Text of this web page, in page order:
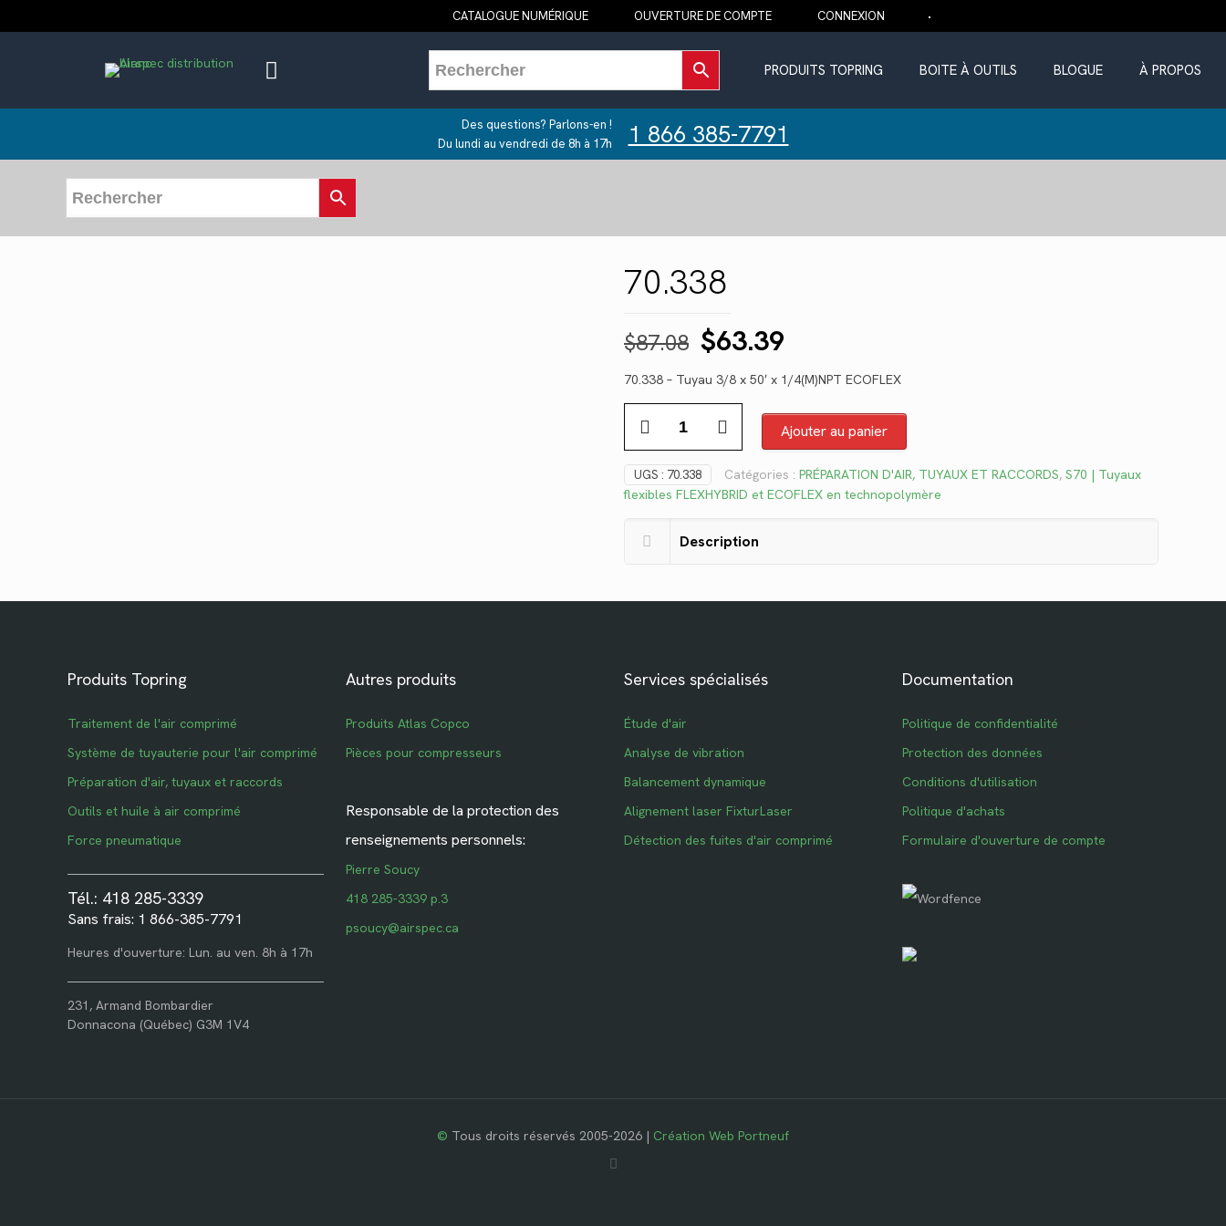
CATALOGUE NUMÉRIQUE OUVERTURE DE COMPTE CONNEXION
PRODUITS TOPRING BOITE À OUTILS BLOGUE À PROPOS
Des questions? Parlons-en !
Du lundi au vendredi de 8h à 17h
1 866 385-7791
70.338
$87.08 Le
prix
initial
était :
$87.08.
$63.39
prix
actuel
est :
$63.39.
70.338 – Tuyau 3/8 x 50′ x 1/4(M)NPT ECOFLEX
70.338
Ajouter au panier
UGS : 70.338 Catégories : PRÉPARATION D'AIR, TUYAUX ET RACCORDS, S70 | Tuyaux
flexibles FLEXHYBRID et ECOFLEX en technopolymère
Description
Produits Topring
Traitement de l'air comprimé
Système de tuyauterie pour l'air comprimé
Préparation d'air, tuyaux et raccords
Outils et huile à air comprimé
Force pneumatique
Tél.: 418 285-3339
Sans frais: 1 866-385-7791
Heures d'ouverture: Lun. au ven. 8h à 17h
231, Armand Bombardier
Donnacona (Québec) G3M 1V4
Autres produits
Produits Atlas Copco
Pièces pour compresseurs
Responsable de la protection des
renseignements personnels:
Pierre Soucy
418 285-3339 p.3
psoucy@airspec.ca
Services spécialisés
Étude d'air
Analyse de vibration
Balancement dynamique
Alignement laser FixturLaser
Détection des fuites d'air comprimé
Documentation
Politique de confidentialité
Protection des données
Conditions d'utilisation
Politique d'achats
Formulaire d'ouverture de compte
© Tous droits réservés 2005-2026 | Création Web Portneuf